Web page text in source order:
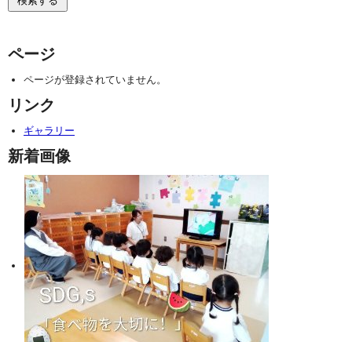
ページ
ページが登録されていません。
リンク
ギャラリー
新着画像